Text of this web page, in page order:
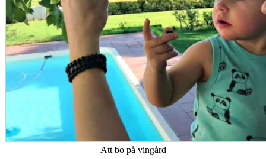
Att bo på vingård